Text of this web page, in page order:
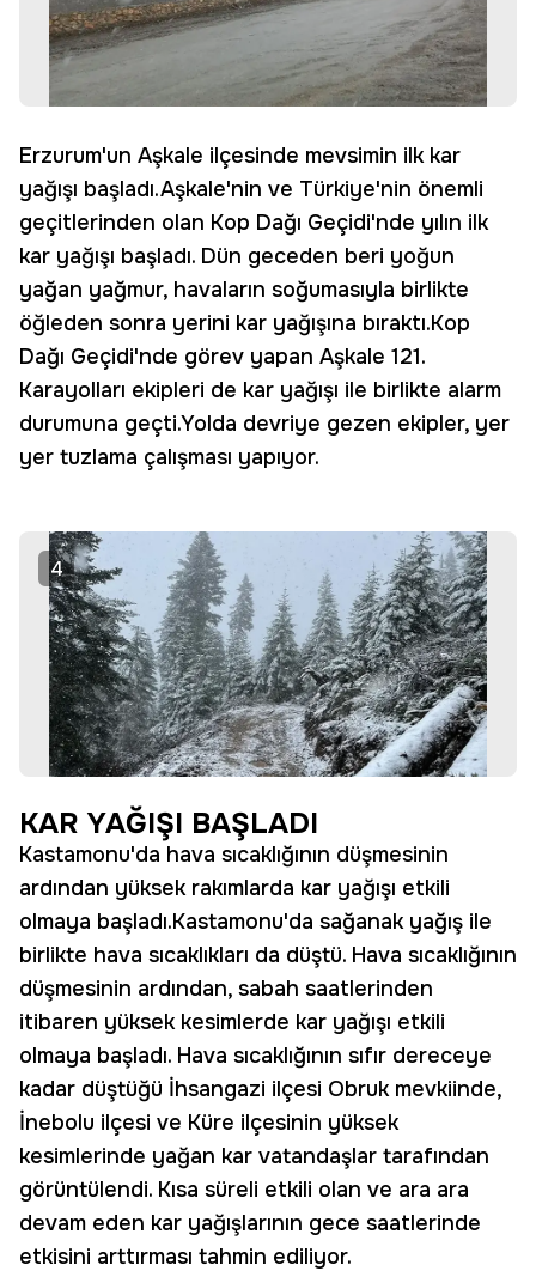
Erzurum'un Aşkale ilçesinde mevsimin ilk kar
yağışı başladı.Aşkale'nin ve Türkiye'nin önemli
geçitlerinden olan Kop Dağı Geçidi'nde yılın ilk
kar yağışı başladı. Dün geceden beri yoğun
yağan yağmur, havaların soğumasıyla birlikte
öğleden sonra yerini kar yağışına bıraktı.Kop
Dağı Geçidi'nde görev yapan Aşkale 121.
Karayolları ekipleri de kar yağışı ile birlikte alarm
durumuna geçti.Yolda devriye gezen ekipler, yer
yer tuzlama çalışması yapıyor.
4
KAR YAĞIŞI BAŞLADI
Kastamonu'da hava sıcaklığının düşmesinin
ardından yüksek rakımlarda kar yağışı etkili
olmaya başladı.Kastamonu'da sağanak yağış ile
birlikte hava sıcaklıkları da düştü. Hava sıcaklığının
düşmesinin ardından, sabah saatlerinden
itibaren yüksek kesimlerde kar yağışı etkili
olmaya başladı. Hava sıcaklığının sıfır dereceye
kadar düştüğü İhsangazi ilçesi Obruk mevkiinde,
İnebolu ilçesi ve Küre ilçesinin yüksek
kesimlerinde yağan kar vatandaşlar tarafından
görüntülendi. Kısa süreli etkili olan ve ara ara
devam eden kar yağışlarının gece saatlerinde
etkisini arttırması tahmin ediliyor.